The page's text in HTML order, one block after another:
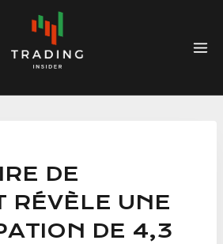
DE
RÉVÈLE UNE
DE 4,3